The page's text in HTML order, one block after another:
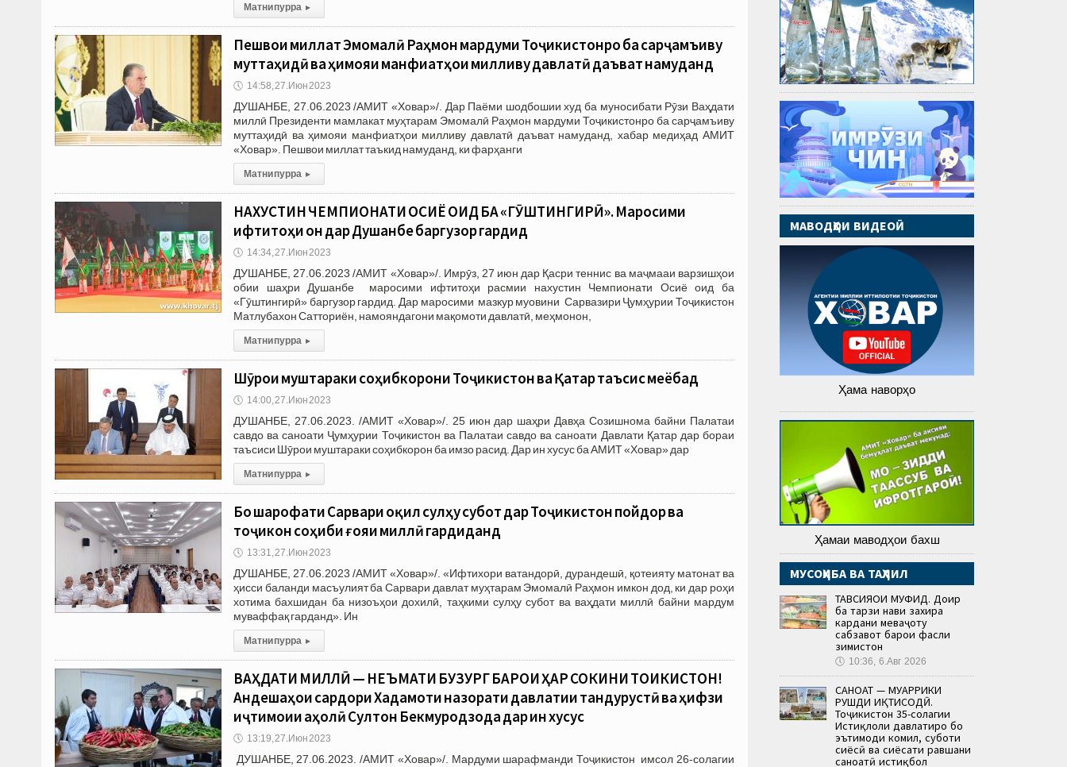
Матни пурра ▸
Пешвои миллат Эмомалӣ Раҳмон мардуми Тоҷикистонро ба сарҷамъиву
муттаҳидӣ ва ҳимояи манфиатҳои милливу давлатӣ даъват намуданд
🕔 14:58, 27.Июн 2023
ДУШАНБЕ, 27.06.2023 /АМИТ «Ховар»/. Дар Паёми шодбошии худ ба муносибати Рӯзи Ваҳдати
миллӣ Президенти мамлакат муҳтарам Эмомалӣ Раҳмон мардуми Тоҷикистонро ба сарҷамъиву
муттаҳидӣ ва ҳимояи манфиатҳои милливу давлатӣ даъват намуданд, хабар медиҳад АМИТ
«Ховар». Пешвои миллат таъкид намуданд, ки фарҳанги
Матни пурра ▸
НАХУСТИН ЧЕМПИОНАТИ ОСИЁ ОИД БА «ГӮШТИНГИРӢ». Маросими
ифтитоҳи он дар Душанбе баргузор гардид
🕔 14:34, 27.Июн 2023
ДУШАНБЕ, 27.06.2023 /АМИТ «Ховар»/. Имрӯз, 27 июн дар Қасри теннис ва маҷмааи варзишҳои
обии шаҳри Душанбе маросими ифтитоҳи расмии нахустин Чемпионати Осиё оид ба
«Гӯштингирӣ» баргузор гардид. Дар маросими мазкур муовини Сарвазири Ҷумҳурии Тоҷикистон
Матлубахон Сатториён, намояндагони мақомоти давлатӣ, меҳмонон,
Матни пурра ▸
Шӯрои муштараки соҳибкорони Тоҷикистон ва Қатар таъсис меёбад
🕔 14:00, 27.Июн 2023
ДУШАНБЕ, 27.06.2023. /АМИТ «Ховар»/. 25 июн дар шаҳри Давҳа Созишнома байни Палатаи
савдо ва саноати Ҷумҳурии Тоҷикистон ва Палатаи савдо ва саноати Давлати Қатар дар бораи
таъсиси Шӯрои муштараки соҳибкорон ба имзо расид. Дар ин хусус ба АМИТ «Ховар» дар
Матни пурра ▸
Бо шарофати Сарвари оқил сулҳу субот дар Тоҷикистон пойдор ва
тоҷикон соҳиби ғояи миллӣ гардиданд
🕔 13:31, 27.Июн 2023
ДУШАНБЕ, 27.06.2023 /АМИТ «Ховар»/. «Ифтихори ватандорӣ, дурандешӣ, қотеияту матонат ва
ҳисси баланди масъулият ба Сарвари давлат муҳтарам Эмомалӣ Раҳмон имкон дод, ки дар роҳи
хотима бахшидан ба низоъҳои дохилӣ, таҳкими сулҳу субот ва ваҳдати миллӣ байни мардум
муваффақ гарданд». Ин
Матни пурра ▸
ВАҲДАТИ МИЛЛӢ — НЕЪМАТИ БУЗУРГ БАРОИ ҲАР СОКИНИ ТОҶИКИСТОН!
Андешаҳои сардори Хадамоти назорати давлатии тандурустӣ ва ҳифзи
иҷтимоии аҳолӣ Султон Бекмуродзода дар ин хусус
🕔 13:19, 27.Июн 2023
ДУШАНБЕ, 27.06.2023. /АМИТ «Ховар»/. Мардуми шарафманди Тоҷикистон имсол 26-солагии
МАВОДҲОИ ВИДЕОӢ
Ҳама наворҳо
Ҳамаи маводҳои бахш
МУСОҲИБА ВА ТАҲЛИЛ
ТАВСИЯҲОИ МУФИД. Доир
ба тарзи нави захира
кардани меваҷоту
сабзавот барои фасли
зимистон
🕔 10:36, 6.Авг 2026
САНОАТ — МУҲАРРИКИ
РУШДИ ИҚТИСОДӢ.
Тоҷикистон 35-солагии
Истиқлоли давлатиро бо
эътимоди комил, суботи
сиёсӣ ва сиёсати равшани
саноатӣ истиқбол